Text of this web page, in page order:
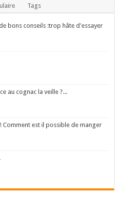
Tags
bons conseils :trop hâte d'essayer
au cognac la veille ?...
Comment est il possible de manger